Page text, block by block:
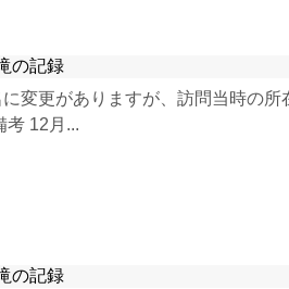
の記録
変更がありますが、訪問当時の所
考 12月...
の記録